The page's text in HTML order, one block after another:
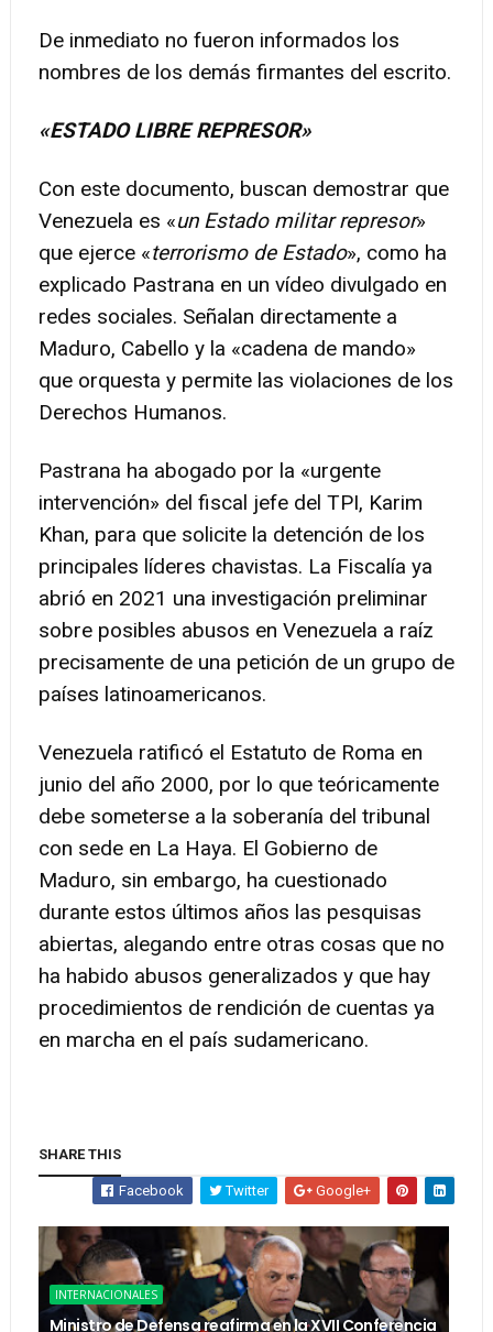
De inmediato no fueron informados los
nombres de los demás firmantes del escrito.
«ESTADO LIBRE REPRESOR»
Con este documento, buscan demostrar que
Venezuela es «un Estado militar represor»
que ejerce «terrorismo de Estado», como ha
explicado Pastrana en un vídeo divulgado en
redes sociales. Señalan directamente a
Maduro, Cabello y la «cadena de mando»
que orquesta y permite las violaciones de los
Derechos Humanos.
Pastrana ha abogado por la «urgente
intervención» del fiscal jefe del TPI, Karim
Khan, para que solicite la detención de los
principales líderes chavistas. La Fiscalía ya
abrió en 2021 una investigación preliminar
sobre posibles abusos en Venezuela a raíz
precisamente de una petición de un grupo de
países latinoamericanos.
Venezuela ratificó el Estatuto de Roma en
junio del año 2000, por lo que teóricamente
debe someterse a la soberanía del tribunal
con sede en La Haya. El Gobierno de
Maduro, sin embargo, ha cuestionado
durante estos últimos años las pesquisas
abiertas, alegando entre otras cosas que no
ha habido abusos generalizados y que hay
procedimientos de rendición de cuentas ya
en marcha en el país sudamericano.
SHARE THIS
Facebook Twitter Google+
INTERNACIONALES
Ministro de Defensa reafirma en la XVII Conferencia